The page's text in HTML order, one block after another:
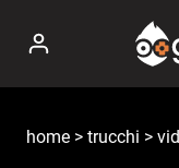
contenuto
home > trucchi >